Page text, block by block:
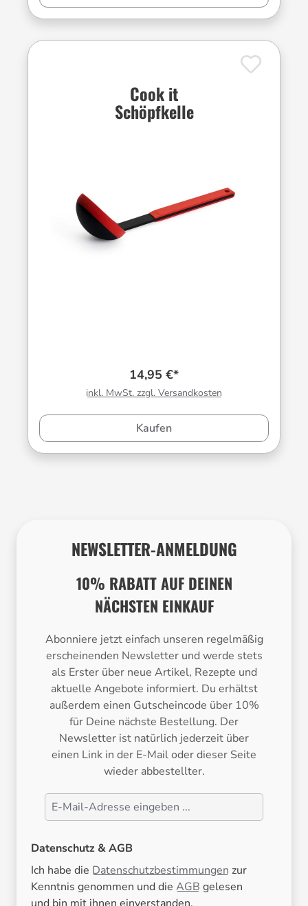
Cook it
Schöpfkelle
14,95 €*
inkl. MwSt. zzgl. Versandkosten
Kaufen
NEWSLETTER-ANMELDUNG
10% RABATT AUF DEINEN
NÄCHSTEN EINKAUF
Abonniere jetzt einfach unseren regelmäßig
erscheinenden Newsletter und werde stets
als Erster über neue Artikel, Rezepte und
aktuelle Angebote informiert. Du erhältst
außerdem einen Gutscheincode über 10%
für Deine nächste Bestellung. Der
Newsletter ist natürlich jederzeit über
einen Link in der E-Mail oder dieser Seite
wieder abbestellter.
Datenschutz & AGB
Ich habe die Datenschutzbestimmungen zur
Kenntnis genommen und die AGB gelesen